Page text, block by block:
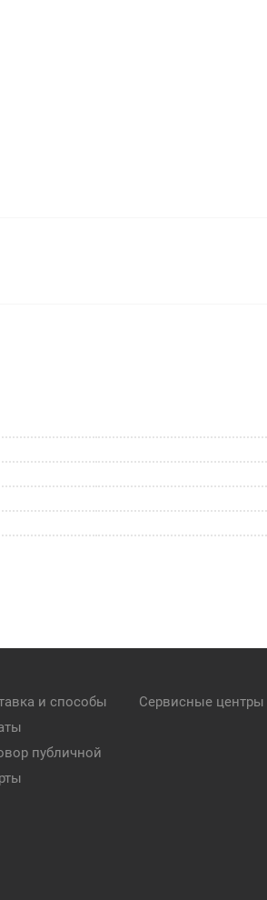
и способы
публичной
Сервисные центры